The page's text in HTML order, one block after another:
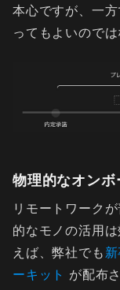
本心ですが、一
ってもよいので
物理的なオン
リモートワーク
的なモノの活用
えば、弊社でも
ーキット が配布